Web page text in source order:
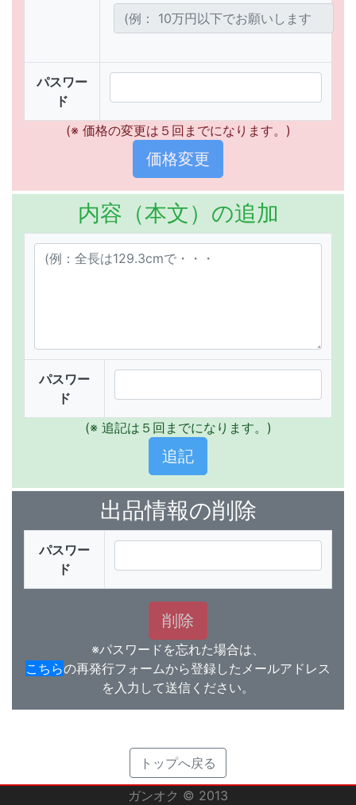
パスワー
ド
(※ 価格の変更は５回までになります。)
内容（本文）の追加
パスワー
ド
(※ 追記は５回までになります。)
出品情報の削除
パスワー
ド
※パスワードを忘れた場合は、
こちらの再発行フォームから登録したメールアドレス
を入力して送信ください。
トップへ戻る
ガンオク © 2013